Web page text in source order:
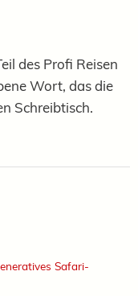
des Profi Reisen
Wort, das die
Schreibtisch.
Safari-